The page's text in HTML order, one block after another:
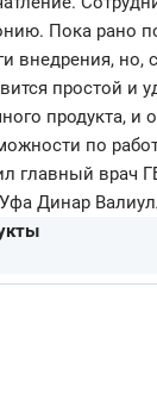
Пока рано
внедрения, но,
простой и
продукта, и
по
главный врач
Динар